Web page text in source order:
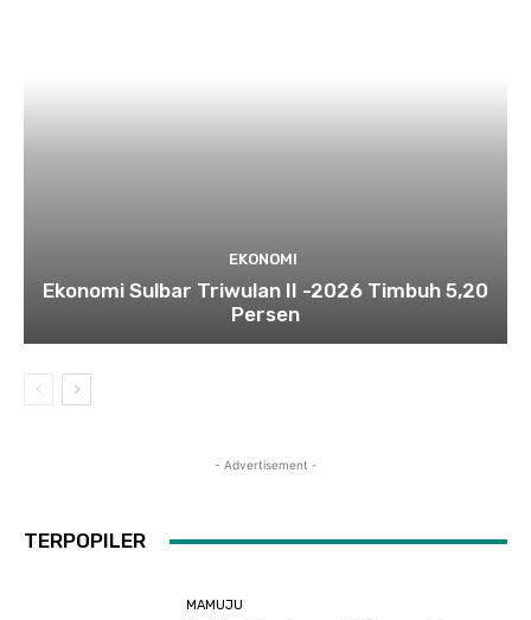
EKONOMI
Ekonomi Sulbar Triwulan II -2026 Timbuh 5,20
Persen
- Advertisement -
TERPOPILER
MAMUJU